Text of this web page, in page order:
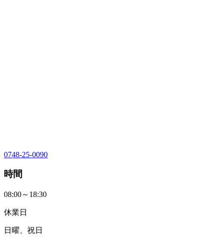
0748-25-0090
時間
08:00～18:30
休業日
日曜、祝日